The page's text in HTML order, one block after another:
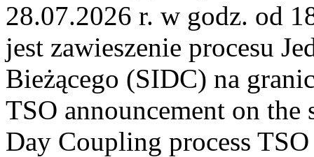
28.07.2026 r. w godz. od
jest zawieszenie procesu
Bieżącego (SIDC) na
TSO announcement on
Day Coupling process